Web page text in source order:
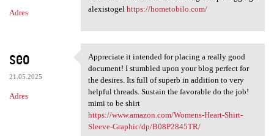
Adres
alexistogel https://hometobilo.com/
seo
21.05.2025
Adres
Appreciate it intended for
Appreciate it intended for placing a really good
document! I stumbled upon your blog perfect for
the desires. Its full of superb in addition to very
helpful threads. Sustain the favorable do the job!
mimi to be shirt
https://www.amazon.com/Womens-Heart-Shirt-
Sleeve-Graphic/dp/B08P2845TR/